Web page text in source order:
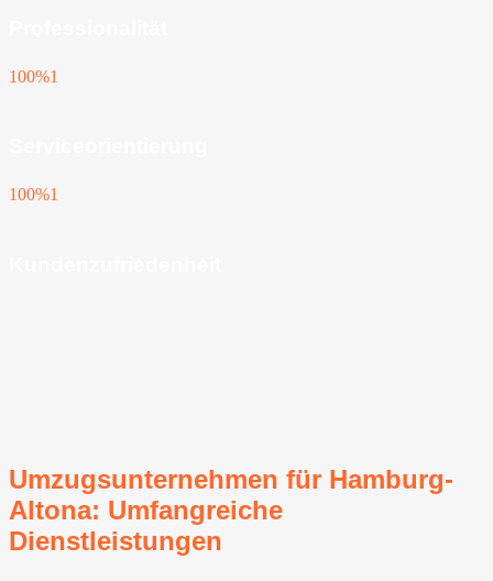
100%1
100%1
Umzugsunternehmen für Hamburg-
Altona: Umfangreiche
Dienstleistungen